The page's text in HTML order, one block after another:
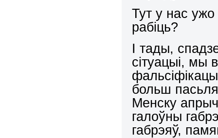
Тут у нас
рабіць?
І тады,
сітуацыі, мы
больш
Менску
галоўны
габрэяў,